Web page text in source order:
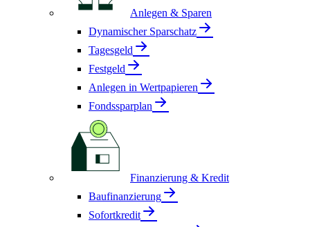
Anlegen & Sparen
Dynamischer Sparschatz
Tagesgeld
Festgeld
Anlegen in Wertpapieren
Fondssparplan
Finanzierung & Kredit
Baufinanzierung
Sofortkredit